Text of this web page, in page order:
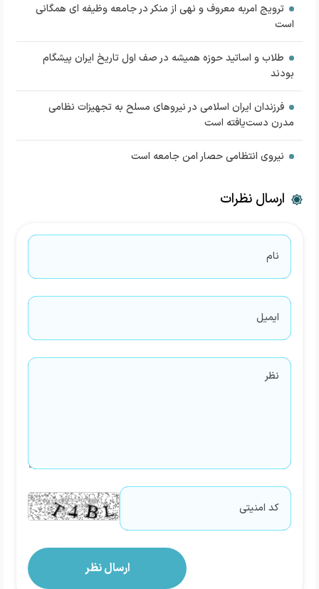
ترویج امربه معروف و نهی از منکر در جامعه وظیفه ای همگانی
است
طلاب و اساتید حوزه همیشه در صف اول تاریخ ایران پیشگام
بودند
فرزندان ایران اسلامی در نیروهای مسلح به تجهیزات نظامی
مدرن دست‌یافته است
نیروی انتظامی حصار امن جامعه است
ارسال نظرات